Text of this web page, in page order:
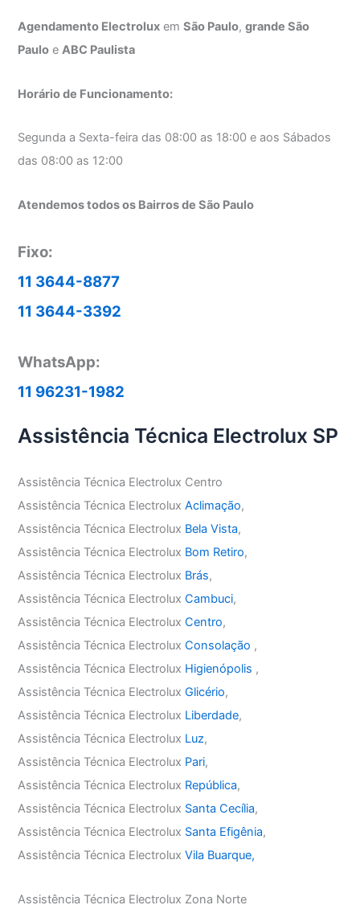
Agendamento Electrolux emSão Paulo,grande São
Paulo eABC Paulista
Horário de Funcionamento:
Segunda a Sexta-feira das 08:00 as 18:00 e aos Sábados
das 08:00 as 12:00
Atendemos todos os Bairros de São Paulo
Fixo:
11 3644-8877
11 3644-3392
WhatsApp:
11 96231-1982
Assistência Técnica Electrolux SP
Assistência Técnica Electrolux Centro
Assistência Técnica ElectroluxAclimação,
Assistência Técnica Electrolux Bela Vista,
Assistência Técnica Electrolux Bom Retiro,
Assistência Técnica Electrolux Brás,
Assistência Técnica ElectroluxCambuci,
Assistência Técnica ElectroluxCentro,
Assistência Técnica ElectroluxConsolação ,
Assistência Técnica Electrolux Higienópolis ,
Assistência Técnica ElectroluxGlicério,
Assistência Técnica Electrolux Liberdade,
Assistência Técnica Electrolux Luz,
Assistência Técnica Electrolux Pari,
Assistência Técnica Electrolux República,
Assistência Técnica Electrolux Santa Cecília,
Assistência Técnica Electrolux Santa Efigênia,
Assistência Técnica ElectroluxVila Buarque,
Assistência Técnica Electrolux Zona Norte